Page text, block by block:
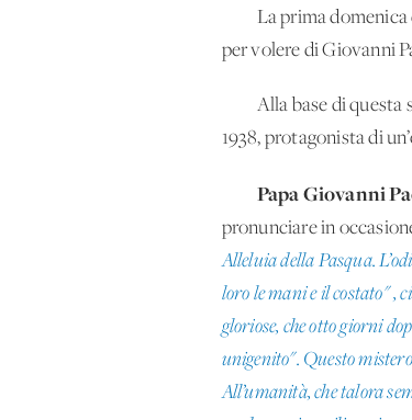
La prima domenica
per volere di Giovanni
Alla base di questa
1938, protagonista di
Papa Giovanni
pronunciare in
Alleluia della Pasqua.
loro le mani e il costato" ,
gloriose, che otto giorni
unigenito". Questo
All’umanità, che talora